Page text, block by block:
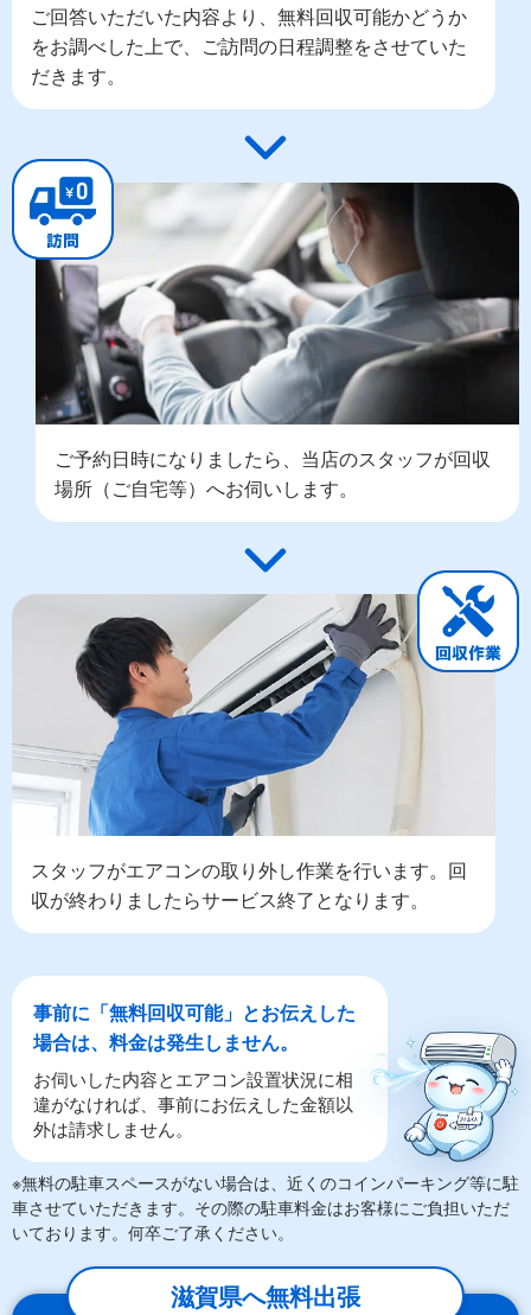
ご回答いただいた内容より、無料回収可能かどうか
をお調べした上で、ご訪問の日程調整をさせていた
だきます。
ご予約日時になりましたら、当店のスタッフが回収
場所（ご自宅等）へお伺いします。
スタッフがエアコンの取り外し作業を行います。回
収が終わりましたらサービス終了となります。
事前に「無料回収可能」とお伝えした
場合は、料金は発生しません。
お伺いした内容とエアコン設置状況に相
違がなければ、事前にお伝えした金額以
外は請求しません。
※無料の駐車スペースがない場合は、近くのコインパーキング等に駐
車させていただきます。その際の駐車料金はお客様にご負担いただ
いております。何卒ご了承ください。
滋賀県へ無料出張